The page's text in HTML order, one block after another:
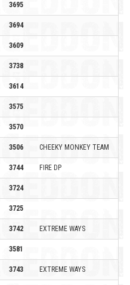
3695
3694
3609
3738
3614
3575
3570
3506 CHEEKY MONKEY TEAM
3744 FIRE DP
3724
3725
3742 EXTREME WAYS
3581
3743 EXTREME WAYS